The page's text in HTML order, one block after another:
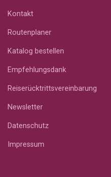
Kontakt
Routenplaner
Katalog bestellen
Empfehlungsdank
Reiserücktrittsvereinbarung
Newsletter
Datenschutz
Impressum